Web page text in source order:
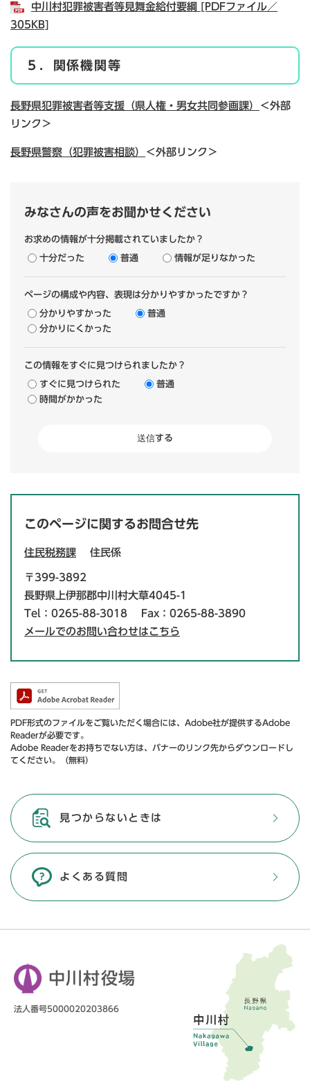
中川村犯罪被害者等見舞金給付要綱 [PDFファイル／
305KB]
５．関係機関等
長野県犯罪被害者等支援（県人権・男女共同参画課）
＜外部
リンク＞
長野県警察（犯罪被害相談） ＜外部リンク＞
みなさんの声をお聞かせください
お求めの情報が十分掲載されていましたか？
十分だった 普通 情報が足りなかった
ページの構成や内容、表現は分かりやすかったですか？
分かりやすかった
普通
分かりにくかった
この情報をすぐに見つけられましたか？
すぐに見つけられた
普通
時間がかかった
このページに関するお問合せ先
住民税務課 住民係
〒399-3892
長野県上伊那郡中川村大草4045-1
Tel：0265-88-3018
Fax：0265-88-3890
メールでのお問い合わせはこちら
PDF形式のファイルをご覧いただく場合には、Adobe社が提供するAdobe
Readerが必要です。
Adobe Readerをお持ちでない方は、バナーのリンク先からダウンロードし
てください。（無料）
見つからないときは
よくある質問
中川村役場
法人番号5000020203866